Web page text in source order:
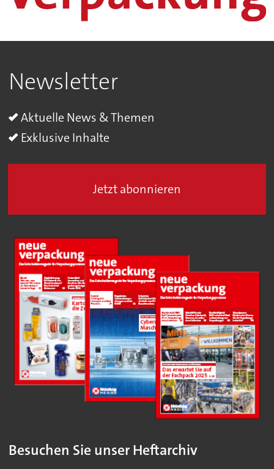
Newsletter
Aktuelle News & Themen
Exklusive Inhalte
Jetzt abonnieren
Besuchen Sie unser Heftarchiv